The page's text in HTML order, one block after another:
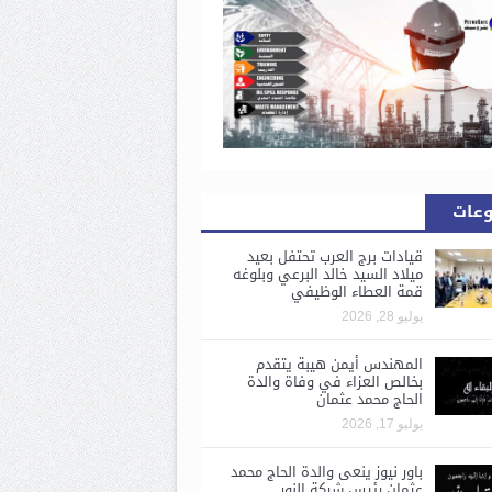
قيادات برج العرب تحتفل بعيد
ميلاد السيد خالد البرعي وبلوغه
قمة العطاء الوظيفي
يوليو 28, 2026
المهندس أيمن هيبة يتقدم
بخالص العزاء في وفاة والدة
الحاج محمد عثمان
يوليو 17, 2026
باور نيوز ينعى والدة الحاج محمد